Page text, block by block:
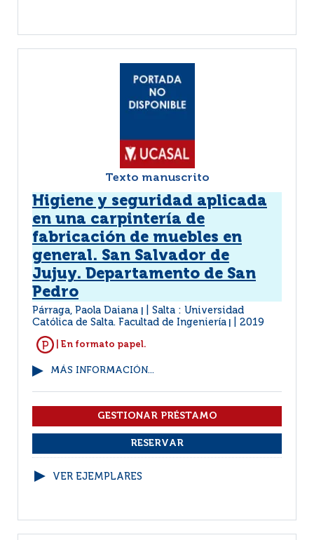
Texto manuscrito
Higiene y seguridad aplicada
en una carpintería de
fabricación de muebles en
general. San Salvador de
Jujuy. Departamento de San
Pedro
Párraga, Paola Daiana
Salta : Universidad
Católica de Salta. Facultad de Ingeniería
2019
| En formato papel.
MÁS INFORMACIÓN...
VER EJEMPLARES